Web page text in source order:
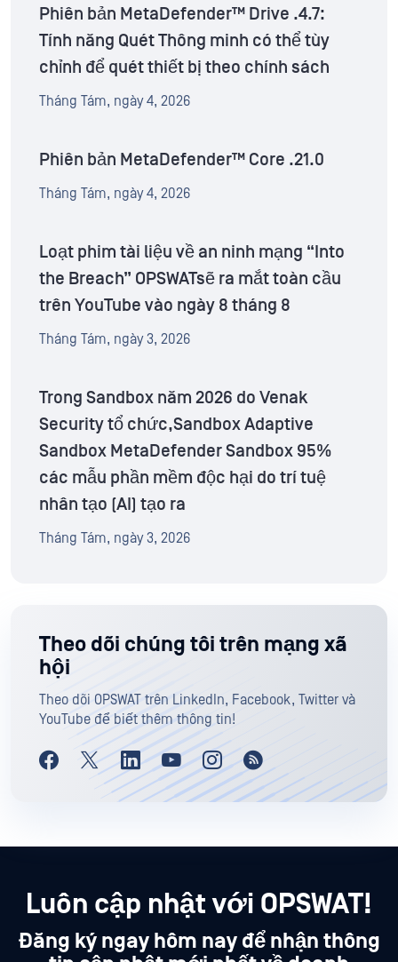
Phiên bản MetaDefender™ Drive .4.7:
Tính năng Quét Thông minh có thể tùy
chỉnh để quét thiết bị theo chính sách
Tháng Tám, ngày 4, 2026
Phiên bản MetaDefender™ Core .21.0
Tháng Tám, ngày 4, 2026
Loạt phim tài liệu về an ninh mạng “Into
the Breach” OPSWATsẽ ra mắt toàn cầu
trên YouTube vào ngày 8 tháng 8
Tháng Tám, ngày 3, 2026
Trong Sandbox năm 2026 do Venak
Security tổ chức,Sandbox Adaptive
Sandbox MetaDefender Sandbox 95%
các mẫu phần mềm độc hại do trí tuệ
nhân tạo (AI) tạo ra
Tháng Tám, ngày 3, 2026
Theo dõi chúng tôi trên mạng xã
hội
Theo dõi OPSWAT trên LinkedIn, Facebook, Twitter và
YouTube để biết thêm thông tin!
Luôn cập nhật với OPSWAT!
Đăng ký ngay hôm nay để nhận thông